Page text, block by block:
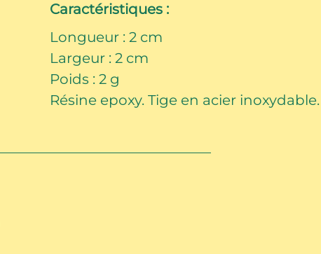
Caractéristiques :
Longueur : 2 cm
Largeur : 2 cm
Poids : 2 g
Résine epoxy. Tige en acier inoxydable.